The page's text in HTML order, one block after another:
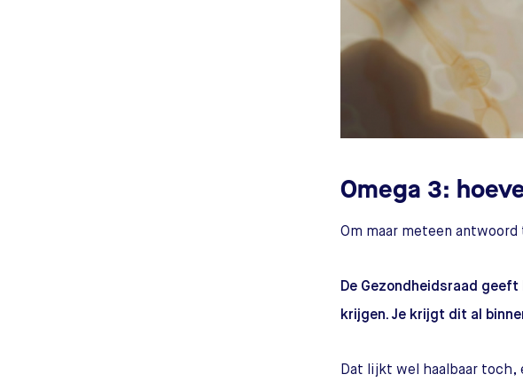
Omega 3:
Om maar meteen antwoord
De Gezondheidsraad
krijgen. Je krijgt dit al
Dat lijkt wel haalbaar toch,